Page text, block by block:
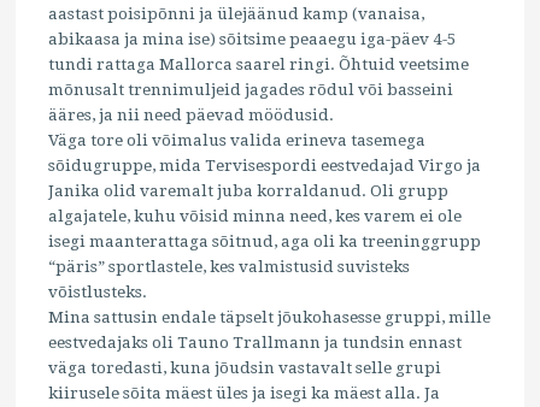
aastast poisipõnni ja ülejäänud kamp (vanaisa,
abikaasa ja mina ise) sõitsime peaaegu iga-päev 4-5
tundi rattaga Mallorca saarel ringi. Õhtuid veetsime
mõnusalt trennimuljeid jagades rõdul või basseini
ääres, ja nii need päevad möödusid.
Väga tore oli võimalus valida erineva tasemega
sõidugruppe, mida Tervisespordi eestvedajad Virgo ja
Janika olid varemalt juba korraldanud. Oli grupp
algajatele, kuhu võisid minna need, kes varem ei ole
isegi maanterattaga sõitnud, aga oli ka treeninggrupp
“päris” sportlastele, kes valmistusid suvisteks
võistlusteks.
Mina sattusin endale täpselt jõukohasesse gruppi, mille
eestvedajaks oli Tauno Trallmann ja tundsin ennast
väga toredasti, kuna jõudsin vastavalt selle grupi
kiirusele sõita mäest üles ja isegi ka mäest alla. Ja